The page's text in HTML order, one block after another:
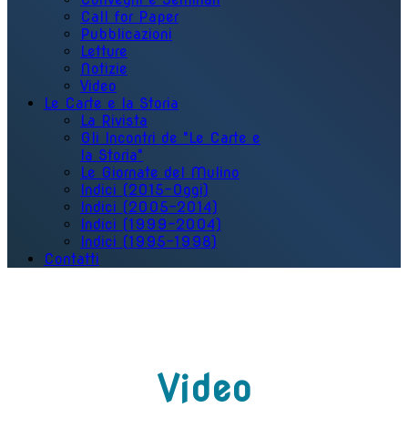
Call for Paper
Pubblicazioni
Letture
Notizie
Video
Le Carte e la Storia
La Rivista
Gli Incontri de "Le Carte e
la Storia"
Le Giornate del Mulino
Indici (2015-Oggi)
Indici (2005-2014)
Indici (1999-2004)
Indici (1995-1998)
Contatti
Video